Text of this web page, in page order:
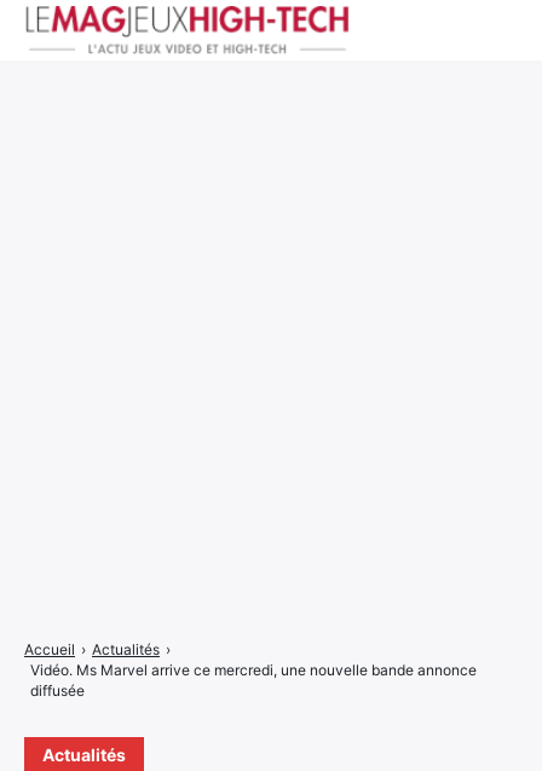
Actualités
Accueil › Actualités ›
Vidéo. Ms Marvel arrive ce mercredi, une nouvelle bande annonce
diffusée